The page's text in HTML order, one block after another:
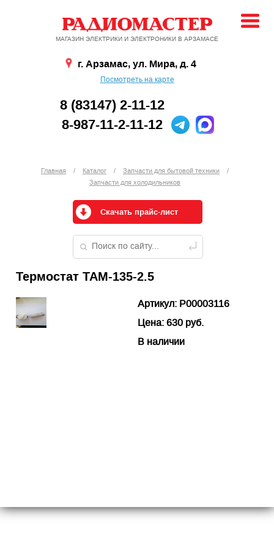
МАГАЗИН ЭЛЕКТРИКИ И ЭЛЕКТРОНИКИ В АРЗАМАСЕ
г. Арзамас, ул. Мира, д. 4
Посмотреть на карте
8 (83147) 2-11-12
8-987-11-2-11-12
Главная / Каталог / Запчасти для бытовой техники
/
Запчасти для холодильников
Скачать прайс-лист
Термостат ТАМ-135-2.5
Артикул: P00003116
Цена: 630 руб.
В наличии